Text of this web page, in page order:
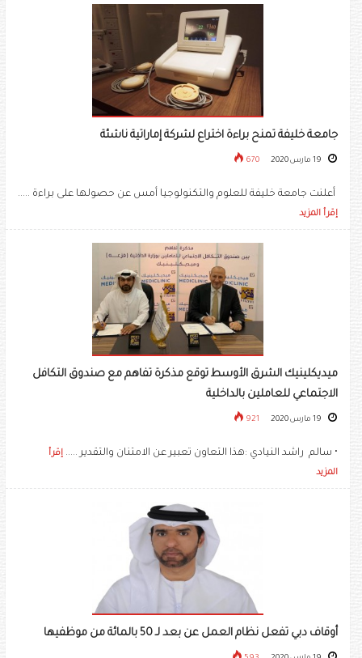
جامعة خليفة تمنح براءة اختراع لشركة إماراتية ناشئة
670
أعلنت جامعة خليفة للعلوم والتكنولوجيا أمس عن حصولها على براءة .....
إقرأ المزيد
ميديكلينيك الشرق الأوسط توقع مذكرة تفاهم مع صندوق التكافل
الاجتماعي للعاملين بالداخلية
921
• سالم راشد النيادي :هذا التعاون تعبير عن الامتنان والتقدير ..... إقرأ
المزيد
أوقاف دبي تفعل نظام العمل عن بعد لـ 50 بالمائة من موظفيها